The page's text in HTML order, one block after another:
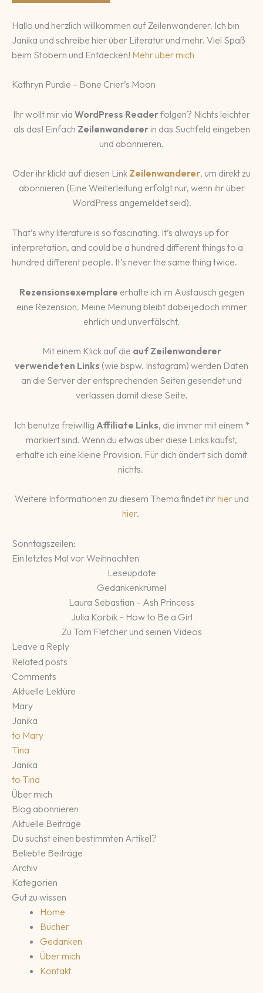
Hallo und herzlich willkommen auf Zeilenwanderer. Ich bin
Janika und schreibe hier über Literatur und mehr. Viel Spaß
beim Stöbern und Entdecken! Mehr über mich
Kathryn Purdie – Bone Crier’s Moon
Ihr wollt mir via WordPress Readerfolgen? Nichts leichter
als das! Einfach Zeilenwandererin das Suchfeld eingeben
und abonnieren.
Oder ihr klickt auf diesen Link Zeilenwanderer, um direkt zu
abonnieren (Eine Weiterleitung erfolgt nur, wenn ihr über
WordPress angemeldet seid).
That’s why literature is so fascinating. It’s always up for
interpretation, and could be a hundred different things to a
hundred different people. It’s never the same thing twice.
Rezensionsexemplare erhalte ich im Austausch gegen
eine Rezension. Meine Meinung bleibt dabei jedoch immer
ehrlich und unverfälscht.
Mit einem Klick auf die auf Zeilenwanderer
verwendeten Links (wie bspw. Instagram) werden Daten
an die Server der entsprechenden Seiten gesendet und
verlassen damit diese Seite.
Ich benutze freiwillig Affiliate Links, die immer mit einem *
markiert sind. Wenn du etwas über diese Links kaufst,
erhalte ich eine kleine Provision. Für dich ändert sich damit
nichts.
Weitere Informationen zu diesem Thema findet ihrhierund
hier.
Sonntagszeilen:
Ein letztes Mal vor Weihnachten
Leseupdate
Gedankenkrümel
Laura Sebastian – Ash Princess
Julia Korbik – How to Be a Girl
Zu Tom Fletcher und seinen Videos
Leave a Reply
Related posts
Comments
Aktuelle Lektüre
Mary
Janika
to Mary
Tina
Janika
to Tina
Über mich
Blog abonnieren
Aktuelle Beiträge
Du suchst einen bestimmten Artikel?
Beliebte Beiträge
Archiv
Kategorien
Gut zu wissen
Home
Bücher
Gedanken
Über mich
Kontakt